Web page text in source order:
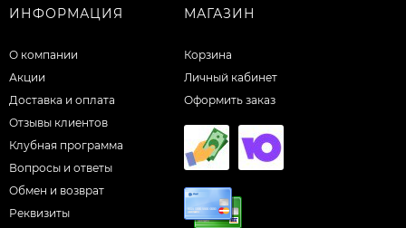
ИНФОРМАЦИЯ
О компании
Акции
Доставка и оплата
Отзывы клиентов
Клубная программа
Вопросы и ответы
Обмен и возврат
Реквизиты
МАГАЗИН
Корзина
Личный кабинет
Оформить заказ